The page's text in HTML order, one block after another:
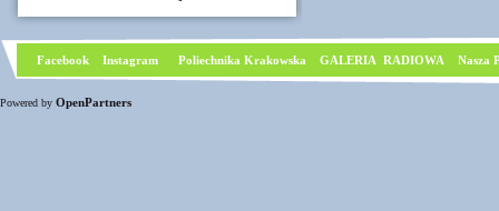
Facebook Instagram Poliechnika Krakowska GALERIA RADIOWA Nasza
Powered by OpenPartners